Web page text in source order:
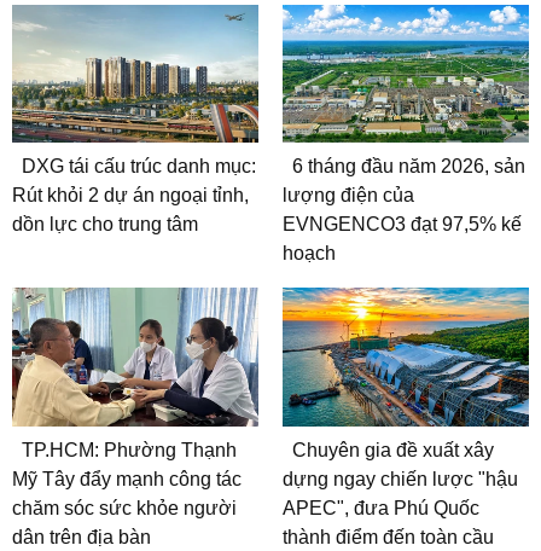
DXG tái cấu trúc danh mục:
Rút khỏi 2 dự án ngoại tỉnh,
dồn lực cho trung tâm
6 tháng đầu năm 2026, sản
lượng điện của
EVNGENCO3 đạt 97,5% kế
hoạch
TP.HCM: Phường Thạnh
Mỹ Tây đẩy mạnh công tác
chăm sóc sức khỏe người
dân trên địa bàn
Chuyên gia đề xuất xây
dựng ngay chiến lược "hậu
APEC", đưa Phú Quốc
thành điểm đến toàn cầu